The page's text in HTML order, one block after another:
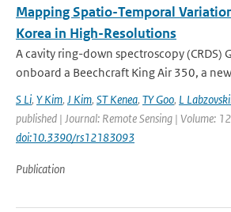
Mapping Spatio-Temporal
Korea in High-Resolutions
A cavity ring-down spectroscopy (CRDS)
onboard a Beechcraft King Air 350, a
S Li, Y Kim, J Kim, ST Kenea, TY Goo, L
published | Journal: Remote Sensing | Volume:
doi:10.3390/rs12183093
Publication